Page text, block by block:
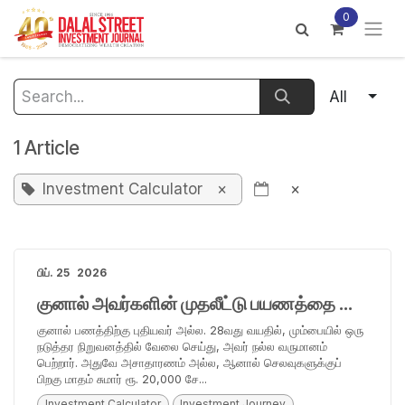
Skip to Content 0
All
1 Article
Investment Calculator × ×
பிப். 25 2026
குனால் அவர்களின் முதலீட்டு பயணத்தை மாற்றிய கணக்கீட்டாளர்
குனால் பணத்திற்கு புதியவர் அல்ல. 28வது வயதில், மும்பையில் ஒரு
நடுத்தர நிறுவனத்தில் வேலை செய்து, அவர் நல்ல வருமானம்
பெற்றார். அதுவே அசாதாரணம் அல்ல, ஆனால் செலவுகளுக்குப்
பிறகு மாதம் சுமார் ரூ. 20,000 சே...